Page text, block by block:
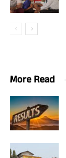
More Read